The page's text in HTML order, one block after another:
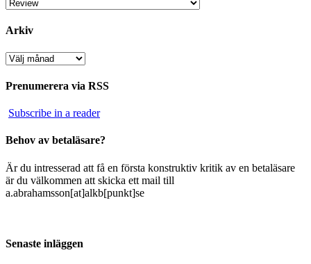
Arkiv
Arkiv
Prenumerera via RSS
Subscribe in a reader
Behov av betaläsare?
Är du intresserad att få en första konstruktiv kritik av en betaläsare
är du välkommen att skicka ett mail till
a.abrahamsson[at]alkb[punkt]se
Senaste inläggen